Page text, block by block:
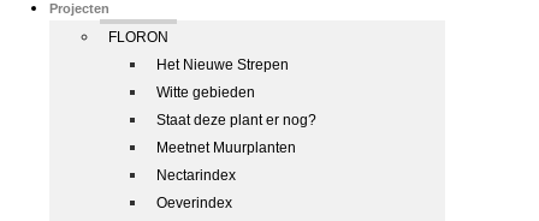
Projecten
FLORON
Het Nieuwe Strepen
Witte gebieden
Staat deze plant er nog?
Meetnet Muurplanten
Nectarindex
Oeverindex